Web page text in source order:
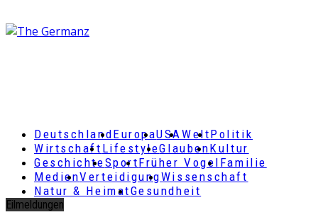
DeutschlandEuropaUSAWeltPolitik
Wirtschaft LifestyleGlaubenKultur
GeschichteSportFrüher Vogel Familie
MedienVerteidigungWissenschaft
Natur & HeimatGesundheit
Eilmeldungen